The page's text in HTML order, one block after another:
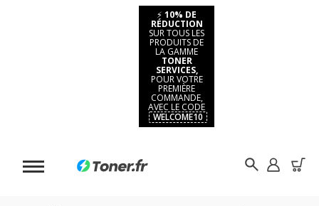
⚡ 10% DE
RÉDUCTION
SUR TOUS LES
PRODUITS DE
LA GAMME
TONER
SERVICES,
POUR VOTRE
PREMIÈRE
COMMANDE,
AVEC LE CODE
WELCOME10